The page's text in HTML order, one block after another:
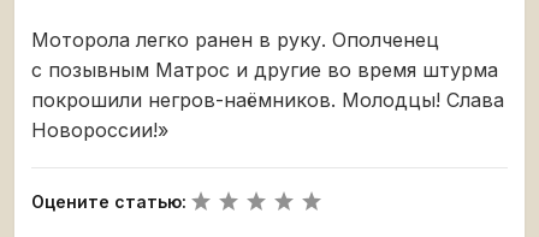
Моторола легко ранен в руку. Ополченец
с позывным Матрос и другие во время штурма
покрошили негров-наёмников. Молодцы! Слава
Новороссии!»
Оцените статью: